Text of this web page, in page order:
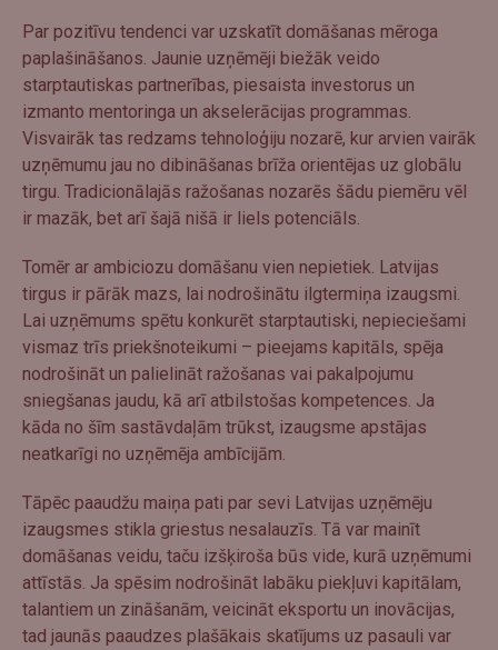
Par pozitīvu tendenci var uzskatīt domāšanas mēroga
paplašināšanos. Jaunie uzņēmēji biežāk veido
starptautiskas partnerības, piesaista investorus un
izmanto mentoringa un akselerācijas programmas.
Visvairāk tas redzams tehnoloģiju nozarē, kur arvien vairāk
uzņēmumu jau no dibināšanas brīža orientējas uz globālu
tirgu. Tradicionālajās ražošanas nozarēs šādu piemēru vēl
ir mazāk, bet arī šajā nišā ir liels potenciāls.
Tomēr ar ambiciozu domāšanu vien nepietiek. Latvijas
tirgus ir pārāk mazs, lai nodrošinātu ilgtermiņa izaugsmi.
Lai uzņēmums spētu konkurēt starptautiski, nepieciešami
vismaz trīs priekšnoteikumi – pieejams kapitāls, spēja
nodrošināt un palielināt ražošanas vai pakalpojumu
sniegšanas jaudu, kā arī atbilstošas kompetences. Ja
kāda no šīm sastāvdaļām trūkst, izaugsme apstājas
neatkarīgi no uzņēmēja ambīcijām.
Tāpēc paaudžu maiņa pati par sevi Latvijas uzņēmēju
izaugsmes stikla griestus nesalauzīs. Tā var mainīt
domāšanas veidu, taču izšķiroša būs vide, kurā uzņēmumi
attīstās. Ja spēsim nodrošināt labāku piekļuvi kapitālam,
talantiem un zināšanām, veicināt eksportu un inovācijas,
tad jaunās paaudzes plašākais skatījums uz pasauli var